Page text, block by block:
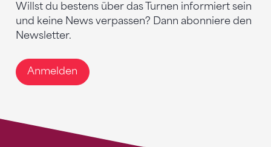
Willst du bestens über das Turnen informiert sein
und keine News verpassen? Dann abonniere den
Newsletter.
Anmelden